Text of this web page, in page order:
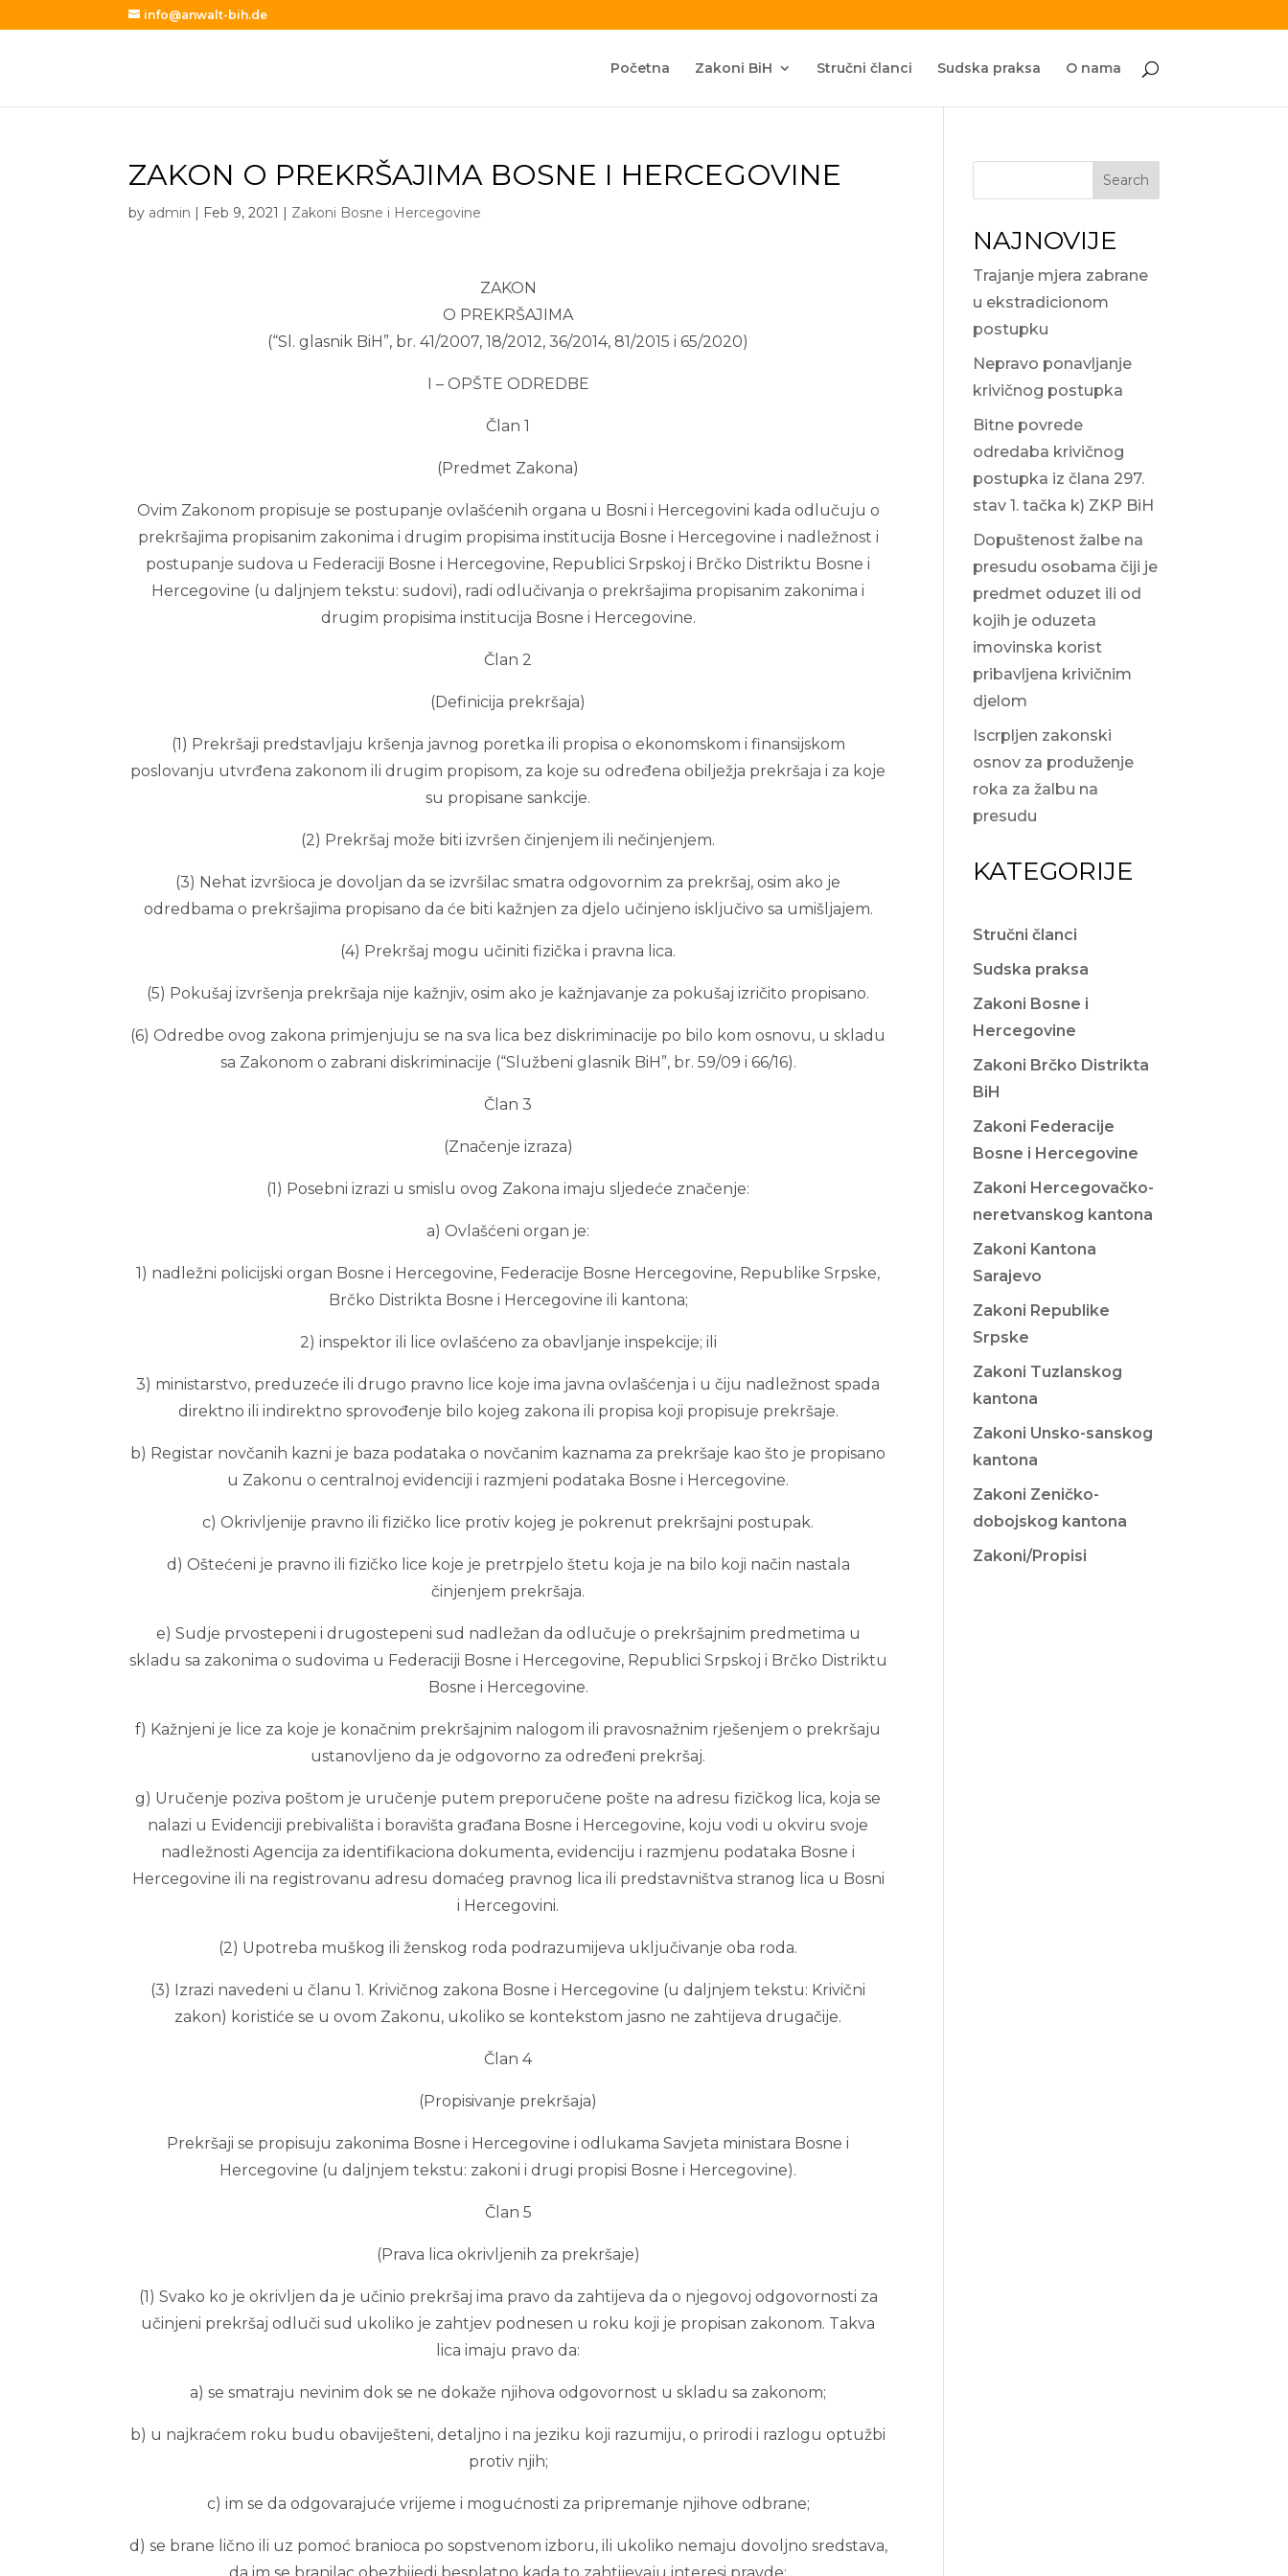
info@anwalt-bih.de
Početna Zakoni BiH Stručni članci Sudska praksa O nama
ZAKON O PREKRŠAJIMA BOSNE I HERCEGOVINE
by admin | Feb 9, 2021 | Zakoni Bosne i Hercegovine
ZAKON
O PREKRŠAJIMA
(“Sl. glasnik BiH”, br. 41/2007, 18/2012, 36/2014, 81/2015 i 65/2020)
I – OPŠTE ODREDBE
Član 1
(Predmet Zakona)
Ovim Zakonom propisuje se postupanje ovlašćenih organa u Bosni i Hercegovini kada odlučuju o
prekršajima propisanim zakonima i drugim propisima institucija Bosne i Hercegovine i nadležnost i
postupanje sudova u Federaciji Bosne i Hercegovine, Republici Srpskoj i Brčko Distriktu Bosne i
Hercegovine (u daljnjem tekstu: sudovi), radi odlučivanja o prekršajima propisanim zakonima i
drugim propisima institucija Bosne i Hercegovine.
Član 2
(Definicija prekršaja)
(1) Prekršaji predstavljaju kršenja javnog poretka ili propisa o ekonomskom i finansijskom
poslovanju utvrđena zakonom ili drugim propisom, za koje su određena obilježja prekršaja i za koje
su propisane sankcije.
(2) Prekršaj može biti izvršen činjenjem ili nečinjenjem.
(3) Nehat izvršioca je dovoljan da se izvršilac smatra odgovornim za prekršaj, osim ako je
odredbama o prekršajima propisano da će biti kažnjen za djelo učinjeno isključivo sa umišljajem.
(4) Prekršaj mogu učiniti fizička i pravna lica.
(5) Pokušaj izvršenja prekršaja nije kažnjiv, osim ako je kažnjavanje za pokušaj izričito propisano.
(6) Odredbe ovog zakona primjenjuju se na sva lica bez diskriminacije po bilo kom osnovu, u skladu
sa Zakonom o zabrani diskriminacije (“Službeni glasnik BiH”, br. 59/09 i 66/16).
Član 3
(Značenje izraza)
(1) Posebni izrazi u smislu ovog Zakona imaju sljedeće značenje:
a) Ovlašćeni organ je:
1) nadležni policijski organ Bosne i Hercegovine, Federacije Bosne Hercegovine, Republike Srpske,
Brčko Distrikta Bosne i Hercegovine ili kantona;
2) inspektor ili lice ovlašćeno za obavljanje inspekcije; ili
3) ministarstvo, preduzeće ili drugo pravno lice koje ima javna ovlašćenja i u čiju nadležnost spada
direktno ili indirektno sprovođenje bilo kojeg zakona ili propisa koji propisuje prekršaje.
b) Registar novčanih kazni je baza podataka o novčanim kaznama za prekršaje kao što je propisano
u Zakonu o centralnoj evidenciji i razmjeni podataka Bosne i Hercegovine.
c) Okrivljenije pravno ili fizičko lice protiv kojeg je pokrenut prekršajni postupak.
d) Oštećeni je pravno ili fizičko lice koje je pretrpjelo štetu koja je na bilo koji način nastala
činjenjem prekršaja.
e) Sudje prvostepeni i drugostepeni sud nadležan da odlučuje o prekršajnim predmetima u
skladu sa zakonima o sudovima u Federaciji Bosne i Hercegovine, Republici Srpskoj i Brčko Distriktu
Bosne i Hercegovine.
f) Kažnjeni je lice za koje je konačnim prekršajnim nalogom ili pravosnažnim rješenjem o prekršaju
ustanovljeno da je odgovorno za određeni prekršaj.
g) Uručenje poziva poštom je uručenje putem preporučene pošte na adresu fizičkog lica, koja se
nalazi u Evidenciji prebivališta i boravišta građana Bosne i Hercegovine, koju vodi u okviru svoje
nadležnosti Agencija za identifikaciona dokumenta, evidenciju i razmjenu podataka Bosne i
Hercegovine ili na registrovanu adresu domaćeg pravnog lica ili predstavništva stranog lica u Bosni
i Hercegovini.
(2) Upotreba muškog ili ženskog roda podrazumijeva uključivanje oba roda.
(3) Izrazi navedeni u članu 1. Krivičnog zakona Bosne i Hercegovine (u daljnjem tekstu: Krivični
zakon) koristiće se u ovom Zakonu, ukoliko se kontekstom jasno ne zahtijeva drugačije.
Član 4
(Propisivanje prekršaja)
Prekršaji se propisuju zakonima Bosne i Hercegovine i odlukama Savjeta ministara Bosne i
Hercegovine (u daljnjem tekstu: zakoni i drugi propisi Bosne i Hercegovine).
Član 5
(Prava lica okrivljenih za prekršaje)
(1) Svako ko je okrivljen da je učinio prekršaj ima pravo da zahtijeva da o njegovoj odgovornosti za
učinjeni prekršaj odluči sud ukoliko je zahtjev podnesen u roku koji je propisan zakonom. Takva
lica imaju pravo da:
a) se smatraju nevinim dok se ne dokaže njihova odgovornost u skladu sa zakonom;
b) u najkraćem roku budu obaviješteni, detaljno i na jeziku koji razumiju, o prirodi i razlogu optužbi
protiv njih;
c) im se da odgovarajuće vrijeme i mogućnosti za pripremanje njihove odbrane;
d) se brane lično ili uz pomoć branioca po sopstvenom izboru, ili ukoliko nemaju dovoljno sredstava,
Search
NAJNOVIJE
Trajanje mjera zabrane
u ekstradicionom
postupku
Nepravo ponavljanje
krivičnog postupka
Bitne povrede
odredaba krivičnog
postupka iz člana 297.
stav 1. tačka k) ZKP BiH
Dopuštenost žalbe na
presudu osobama čiji je
predmet oduzet ili od
kojih je oduzeta
imovinska korist
pribavljena krivičnim
djelom
Iscrpljen zakonski
osnov za produženje
roka za žalbu na
presudu
KATEGORIJE
Stručni članci
Sudska praksa
Zakoni Bosne i
Hercegovine
Zakoni Brčko Distrikta
BiH
Zakoni Federacije
Bosne i Hercegovine
Zakoni Hercegovačko-
neretvanskog kantona
Zakoni Kantona
Sarajevo
Zakoni Republike
Srpske
Zakoni Tuzlanskog
kantona
Zakoni Unsko-sanskog
kantona
Zakoni Zeničko-
dobojskog kantona
Zakoni/Propisi